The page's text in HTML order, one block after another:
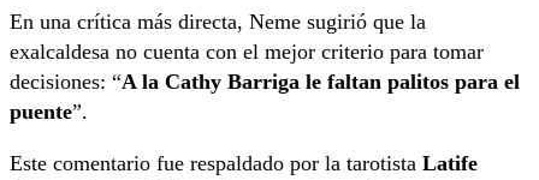
En una crítica más directa, Neme sugirió que la
exalcaldesa no cuenta con el mejor criterio para tomar
decisiones: “A la Cathy Barriga le faltan palitos para el
puente”.
Este comentario fue respaldado por la tarotista Latife